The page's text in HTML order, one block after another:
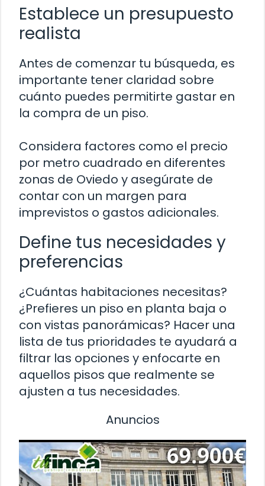
Establece un presupuesto
realista
Antes de comenzar tu búsqueda, es
importante tener claridad sobre
cuánto puedes permitirte gastar en
la compra de un piso.
Considera factores como el precio
por metro cuadrado en diferentes
zonas de Oviedo y asegúrate de
contar con un margen para
imprevistos o gastos adicionales.
Define tus necesidades y
preferencias
¿Cuántas habitaciones necesitas?
¿Prefieres un piso en planta baja o
con vistas panorámicas? Hacer una
lista de tus prioridades te ayudará a
filtrar las opciones y enfocarte en
aquellos pisos que realmente se
ajusten a tus necesidades.
Anuncios